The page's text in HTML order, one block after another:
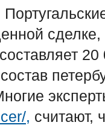
, считают,